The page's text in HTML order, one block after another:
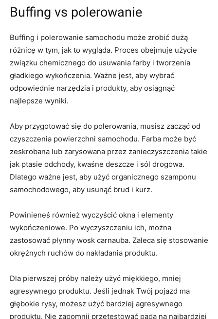
Buffing vs polerowanie
Buffing i polerowanie samochodu może zrobić dużą
różnicę w tym, jak to wygląda. Proces obejmuje użycie
związku chemicznego do usuwania farby i tworzenia
gładkiego wykończenia. Ważne jest, aby wybrać
odpowiednie narzędzia i produkty, aby osiągnąć
najlepsze wyniki.
Aby przygotować się do polerowania, musisz zacząć od
czyszczenia powierzchni samochodu. Farba może być
zeskrobana lub zarysowana przez zanieczyszczenia takie
jak ptasie odchody, kwaśne deszcze i sól drogowa.
Dlatego ważne jest, aby użyć organicznego szamponu
samochodowego, aby usunąć brud i kurz.
Powinieneś również wyczyścić okna i elementy
wykończeniowe. Po wyczyszczeniu ich, można
zastosować płynny wosk carnauba. Zaleca się stosowanie
okrężnych ruchów do nakładania produktu.
Dla pierwszej próby należy użyć miękkiego, mniej
agresywnego produktu. Jeśli jednak Twój pojazd ma
głębokie rysy, możesz użyć bardziej agresywnego
produktu. Nie zapomnij przetestować pada na najbardziej